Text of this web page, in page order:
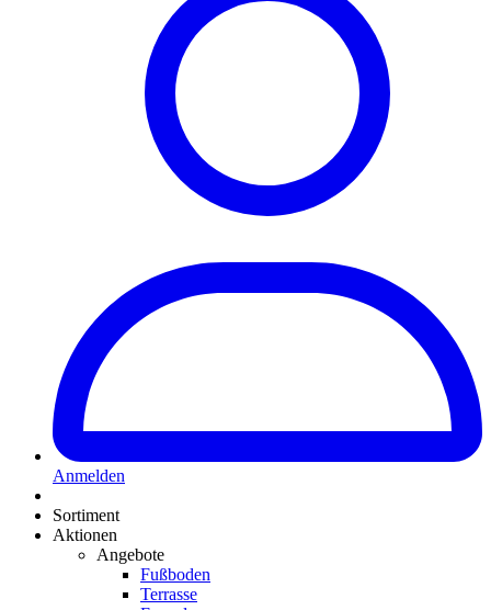
Anmelden
Sortiment
Aktionen
Angebote
Fußboden
Terrasse